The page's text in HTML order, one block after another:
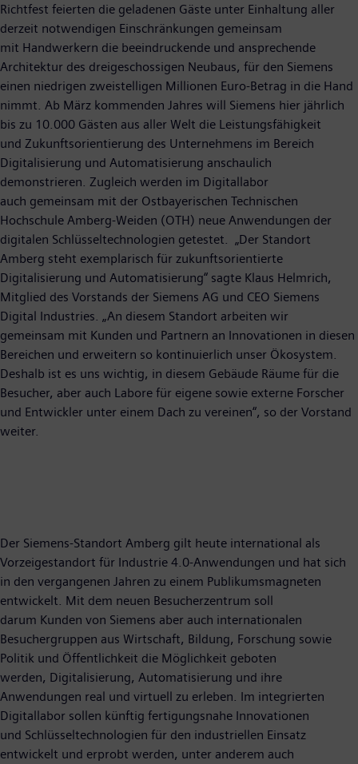
Richtfest feierten die geladenen Gäste unter Einhaltung aller
derzeit notwendigen Einschränkungen gemeinsam
mit Handwerkern die beeindruckende und ansprechende
Architektur des dreigeschossigen Neubaus, für den Siemens
einen niedrigen zweistelligen Millionen Euro-Betrag in die Hand
nimmt. Ab März kommenden Jahres will Siemens hier jährlich
bis zu 10.000 Gästen aus aller Welt die Leistungsfähigkeit
und Zukunftsorientierung des Unternehmens im Bereich
Digitalisierung und Automatisierung anschaulich
demonstrieren. Zugleich werden im Digitallabor
auch gemeinsam mit der Ostbayerischen Technischen
Hochschule Amberg-Weiden (OTH) neue Anwendungen der
digitalen Schlüsseltechnologien getestet. „Der Standort
Amberg steht exemplarisch für zukunftsorientierte
Digitalisierung und Automatisierung“ sagte Klaus Helmrich,
Mitglied des Vorstands der Siemens AG und CEO Siemens
Digital Industries. „An diesem Standort arbeiten wir
gemeinsam mit Kunden und Partnern an Innovationen in diesen
Bereichen und erweitern so kontinuierlich unser Ökosystem.
Deshalb ist es uns wichtig, in diesem Gebäude Räume für die
Besucher, aber auch Labore für eigene sowie externe Forscher
und Entwickler unter einem Dach zu vereinen“, so der Vorstand
weiter.
Der Siemens-Standort Amberg gilt heute international als
Vorzeigestandort für Industrie 4.0-Anwendungen und hat sich
in den vergangenen Jahren zu einem Publikumsmagneten
entwickelt. Mit dem neuen Besucherzentrum soll
darum Kunden von Siemens aber auch internationalen
Besuchergruppen aus Wirtschaft, Bildung, Forschung sowie
Politik und Öffentlichkeit die Möglichkeit geboten
werden, Digitalisierung, Automatisierung und ihre
Anwendungen real und virtuell zu erleben. Im integrierten
Digitallabor sollen künftig fertigungsnahe Innovationen
und Schlüsseltechnologien für den industriellen Einsatz
entwickelt und erprobt werden, unter anderem auch